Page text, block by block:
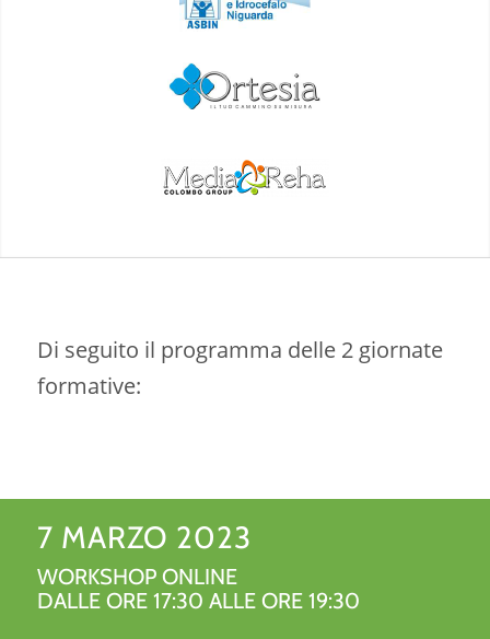
Di seguito il programma delle 2 giornate
formative:
7 MARZO 2023
WORKSHOP ONLINE
DALLE ORE 17:30 ALLE ORE 19:30